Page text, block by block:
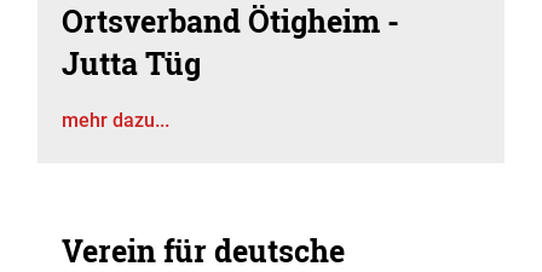
Ortsverband Ötigheim -
Jutta Tüg
mehr dazu...
Verein für deutsche